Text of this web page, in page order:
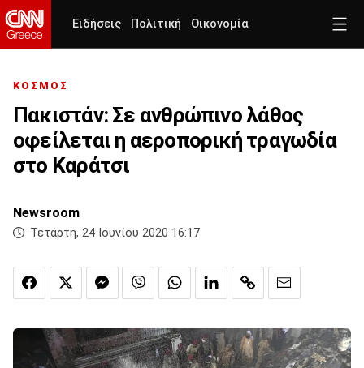
Ειδήσεις Πολιτική Οικονομία
ΚΟΣΜΟΣ
Πακιστάν: Σε ανθρώπινο λάθος
οφείλεται η αεροπορική τραγωδία
στο Καράτσι
Newsroom
Τετάρτη, 24 Ιουνίου 2020 16:17